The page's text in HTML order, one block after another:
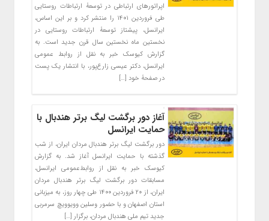
اپراتورهای ارتباطی در توسعۀ ارتباطات روستایی
طی فروردین ۱۴۰۱ را منتشر کرد و بر این اساس،
ایرانسل، پیشتاز توسعۀ ارتباطات روستایی در
نخستین ماه نخستین سال قرن جدید است. به
گزارش کیوسک خبر به نقل از روابط عمومی
ایرانسل، دکتر عیسی زارع‌پور، با انتشار یک پست
در صفحۀ خود […]
آغاز دور برگشت لیگ برتر هندبال با
حمایت ایرانسل
دور برگشت لیگ برتر هندبال مردان ایران، از شب
گذشته با حمایت ایرانسل آغاز شد. به گزارش
کیوسک خبر به نقل از روابط‌عمومی ایرانسل،
مسابقات دور برگشت لیگ برتر هندبال مردان
ایران، از ۲۰ فروردین ۱۴۰۰ طی چهار روز، به میزبانی
استان اصفهان و با حضور وسلین وویوویچ سرمربی
جدید تیم ملی هندبال مردان، برگزار […]